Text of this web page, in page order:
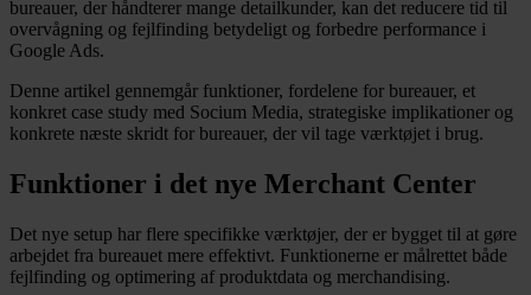
bureauer, der håndterer mange detailkunder, kan det reducere tid til
overvågning og fejlfinding betydeligt og forbedre performance i
Google Ads.
Denne artikel gennemgår funktioner, fordelene for bureauer, et
konkret case study med Socium Media, strategiske implikationer og
konkrete næste skridt for bureauer, der vil tage værktøjet i brug.
Funktioner i det nye Merchant Center
Det nye setup har flere specifikke værktøjer, der er bygget til at gøre
arbejdet fra bureauet mere effektivt. Funktionerne er målrettet både
fejlfinding og optimering af produktdata og merchandising.